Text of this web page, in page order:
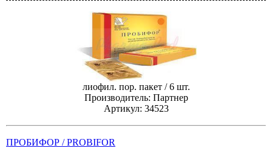
лиофил. пор. пакет / 6 шт.
Производитель: Партнер
Артикул: 34523
ПРОБИФОР / PROBIFOR